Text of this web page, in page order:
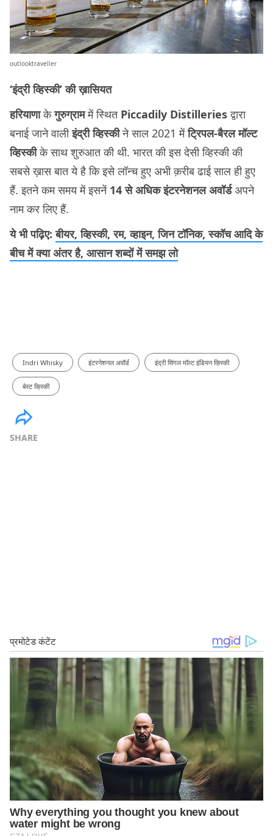
outlooktraveller
‘इंद्री व्हिस्की’ की ख़ासियत
हरियाणाकेगुरुग्राममें स्थित Piccadily Distilleriesद्वारा
बनाई जाने वालीइंद्री व्हिस्कीने साल 2021 मेंट्रिपल-बैरल मॉल्ट
व्हिस्कीके साथ शुरुआत की थी. भारत की इस देसी व्हिस्की की
सबसे ख़ास बात ये है कि इसे लॉन्च हुए अभी क़रीब ढाई साल ही हुए
हैं. इतने कम समय में इसनें 14 से अधिक इंटरनेशनल अवॉर्डअपने
नाम कर लिए हैं.
ये भी पढ़िए:बीयर, व्हिस्की, रम, व्हाइन, जिन टॉनिक, स्कॉच आदि के
बीच में क्या अंतर है, आसान शब्दों में समझ लो
Indri Whisky इंटरनेशनल अवॉर्ड इंद्री सिंगल मॉल्ट इंडियन व्हिस्की
बेस्ट व्हिस्की
SHARE